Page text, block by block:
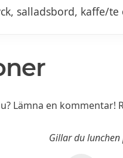
salladsbord, kaffe/te
Lämna en kommentar!
Gillar du lunchen